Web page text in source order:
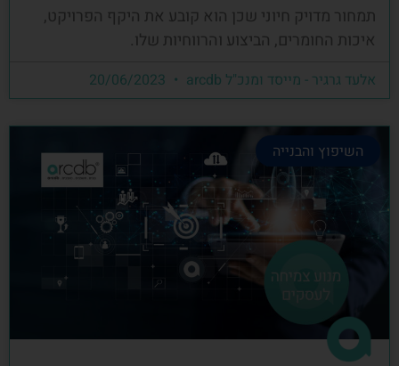
תמחור מדויק חיוני שכן הוא קובע את היקף הפרויקט,
איכות החומרים, הביצוע והרווחיות שלו.
אלעד גרגיר - מייסד ומנכ"ל arcdb
השיפוץ והבנייה